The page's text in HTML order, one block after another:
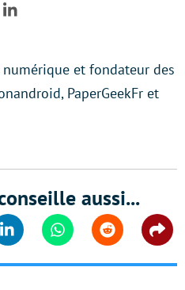
LinkedIn
et fondateur des
PaperGeekFr et
aussi...
Linkedin WhatsappReddit